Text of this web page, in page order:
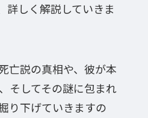
詳しく解説していきま
亡説の真相や、彼が本
そしてその謎に包まれ
り下げていきますの